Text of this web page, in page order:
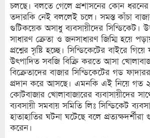
চলছে। বলতে গেলে প্রশাসনের কোন ধরনের
তদারকি নেই বললেই চলে। সমস্ত কাঁচা
গুটিকয়েক অসাধু ব্যবসায়ীদের সিন্ডিকেট।
সাধারণ ক্রেতা ও জনসাধারণ জিম্মি হয়ে
প্রশ্নের সৃষ্টি হচ্ছে। সিন্ডিকেটের বাইরে
উৎপাদিত সবজি বিক্রি করতে আসা
বিক্রেতাদের বাজার সিন্ডিকেটের গড
প্রদান করে আসছে। এমনকি এই নিয়ে গত
কোটবাজার খোলাবাজারের ব্যবাসায়ীদের
ব্যবসায়ী সমবায় সমিতি লিঃ সিন্ডিকেট
হাতাহাতির ঘটনা ঘটেছে বলে
করেন।